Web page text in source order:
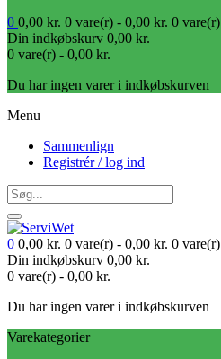
0 0,00 kr. 0 vare(r) - 0,00 kr. 0 vare(r)
Din indkøbskurv 0,00 kr.
0 vare(r) - 0,00 kr.
Du har ingen varer i indkøbskurven
Menu
Sammenlign
Registrér / log ind
0 0,00 kr. 0 vare(r) - 0,00 kr. 0 vare(r)
Din indkøbskurv 0,00 kr.
0 vare(r) - 0,00 kr.
Du har ingen varer i indkøbskurven
Varekategorier